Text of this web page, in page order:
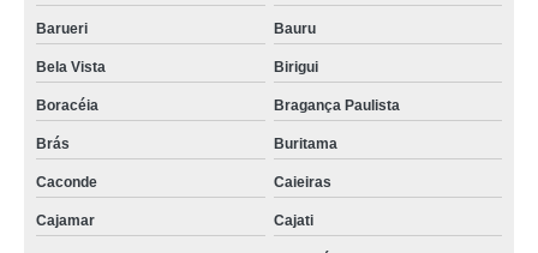
Barueri Bauru
Bela Vista Birigui
Boracéia Bragança Paulista
Brás Buritama
Caconde Caieiras
Cajamar Cajati